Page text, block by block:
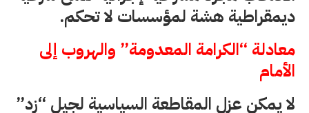
ديمقراطية هشة لمؤسسات لا تحكم.
معادلة “الكرامة المعدومة” والهروب إلى
الأمام
لا يمكن عزل المقاطعة السياسية لجيل “زد”